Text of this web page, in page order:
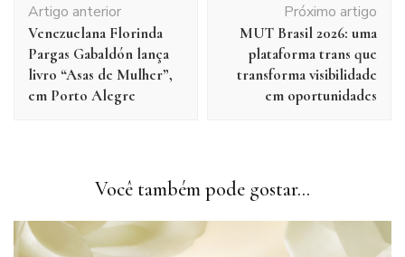
de
post
Artigo anterior
Venezuelana Florinda
Pargas Gabaldón lança
livro “Asas de Mulher”,
em Porto Alegre
Próximo artigo
MUT Brasil 2026: uma
plataforma trans que
transforma visibilidade
em oportunidades
Você também pode gostar...